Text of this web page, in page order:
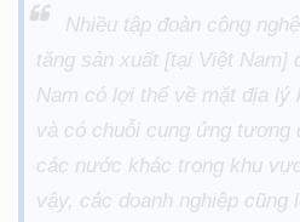
Nhiều tập đoàn công
tăng sản xuất [tại Việt Nam]
Nam có lợi thế về mặt địa lý
và có chuỗi cung ứng tương
các nước khác trong khu
vậy, các doanh nghiệp cũng